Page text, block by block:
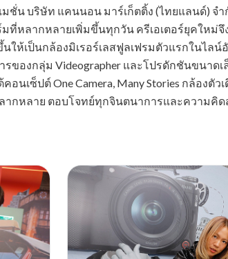
น บริษัท แคนนอน มาร์เก็ตติ้ง (ไทยแลนด์) จำ
ที่หลากหลายเพิ่มขึ้นทุกวัน ครีเอเตอร์ยุคใหม่จึ
เป็นกล้องมิเรอร์เลสฟูลเฟรมตัวแรกในไลน์อัป
รของกลุ่ม Videographer และโปรดักชันขนาด
ซ็ปต์ One Camera, Many Stories กล้องตัวเ
ากหลาย ตอบโจทย์ทุกจินตนาการและความคิ